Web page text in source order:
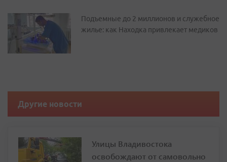
Подъемные до 2 миллионов и служебное
жилье: как Находка привлекает медиков
Другие новости
Улицы Владивостока
освобождают от самовольно